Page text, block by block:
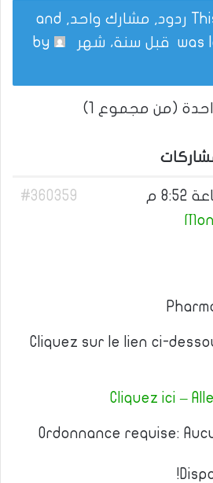
This topic has 0 ردود, مشارك واحد, and
was قبل سنة، شهر
(من مجموع 1)
#360359
Cliquez sur le lien ci-
Cliquez ici –
Ordonnance requise: